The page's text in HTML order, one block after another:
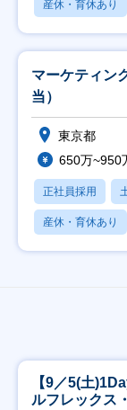
産休・育休あり
マーケティン
当）
東京都
650万~950
正社員採用
産休・育休あり
【9／5(土
ルフレックス